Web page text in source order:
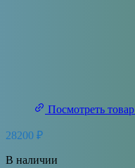
Посмотреть товар
28200 ₽
В наличии